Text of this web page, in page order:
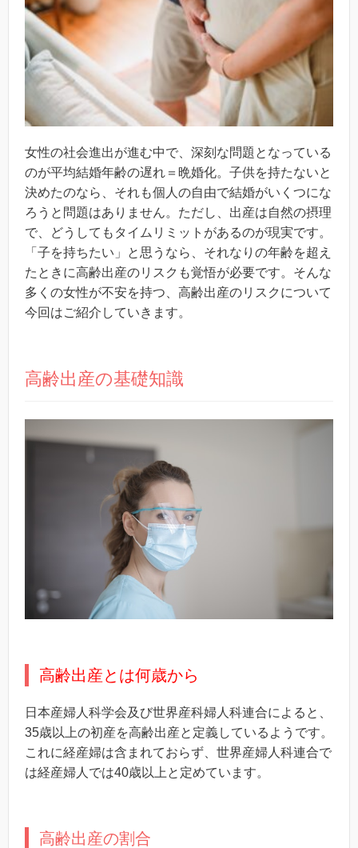
女性の社会進出が進む中で、深刻な問題となっている
のが平均結婚年齢の遅れ＝晩婚化。子供を持たないと
決めたのなら、それも個人の自由で結婚がいくつにな
ろうと問題はありません。ただし、出産は自然の摂理
で、どうしてもタイムリミットがあるのが現実です。
「子を持ちたい」と思うなら、それなりの年齢を超え
たときに高齢出産のリスクも覚悟が必要です。そんな
多くの女性が不安を持つ、高齢出産のリスクについて
今回はご紹介していきます。
高齢出産の基礎知識
高齢出産とは何歳から
日本産婦人科学会及び世界産科婦人科連合によると、
35歳以上の初産を高齢出産と定義しているようです。
これに経産婦は含まれておらず、世界産婦人科連合で
は経産婦人では40歳以上と定めています。
高齢出産の割合